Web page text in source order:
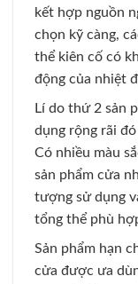
kết hợp nguồn
chọn kỹ càng,
thể kiên cố có
động của nhiệt
Lí do thứ 2 sản
dụng rộng rãi đó
Có nhiều màu
sản phẩm cửa
tượng sử dụng
tổng thể phù
Sản phẩm hạn
cửa được ưa